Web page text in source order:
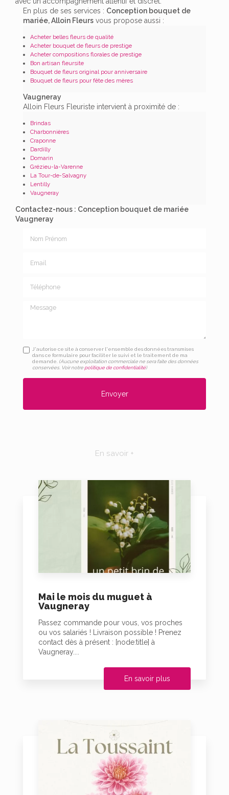
En plus de ses services : Conception bouquet de
mariée, Alloin Fleurs vous propose aussi :
Acheter belles fleurs de qualité
Acheter bouquet de fleurs de prestige
Acheter compositions florales de prestige
Bon artisan fleursite
Bouquet de fleurs original pour anniversaire
Bouquet de fleurs pour fête des mères
Vaugneray
Alloin Fleurs Fleuriste intervient à proximité de :
Brindas
Charbonnières
Craponne
Dardilly
Domarin
Grézieu-la-Varenne
La Tour-de-Salvagny
Lentilly
Vaugneray
Contactez-nous : Conception bouquet de mariée
Vaugneray
Message
J'autorise ce site à conserver l'ensemble des données transmises
dans ce formulaire pour faciliter le suivi et le traitement de ma
demande. (Aucune exploitation commerciale ne sera faite des données
conservées. Voir notre politique de confidentialité)
En savoir +
Mai le mois du muguet à
Vaugneray
Passez commande pour vous, vos proches
ou vos salariés ! Livraison possible ! Prenez
contact dès à présent : [node:title] à
Vaugneray....
En savoir plus